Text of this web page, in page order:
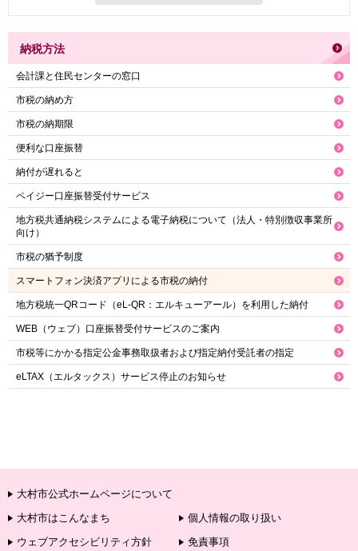
納税方法
会計課と住民センターの窓口
市税の納め方
市税の納期限
便利な口座振替
納付が遅れると
ペイジー口座振替受付サービス
地方税共通納税システムによる電子納税について（法人・特別徴収事業所
向け）
市税の猶予制度
スマートフォン決済アプリによる市税の納付
地方税統一QRコード（eL-QR：エルキューアール）を利用した納付
WEB（ウェブ）口座振替受付サービスのご案内
市税等にかかる指定公金事務取扱者および指定納付受託者の指定
eLTAX（エルタックス）サービス停止のお知らせ
大村市公式ホームページについて
大村市はこんなまち
個人情報の取り扱い
ウェブアクセシビリティ方針
免責事項